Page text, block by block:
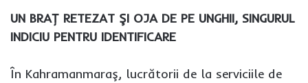
UN BRAŢ RETEZAT ŞI OJA DE PE UNGHII, SINGURUL
INDICIU PENTRU IDENTIFICARE
În Kahramanmaraş, lucrătorii de la serviciile de